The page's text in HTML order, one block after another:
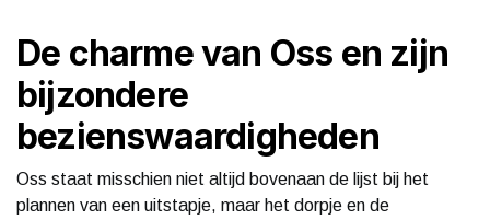
De charme van Oss en zijn
bijzondere
bezienswaardigheden
Oss staat misschien niet altijd bovenaan de lijst bij het
plannen van een uitstapje, maar het dorpje en de